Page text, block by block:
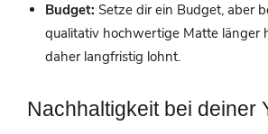
Budget: Setze dir ein Budget, aber
qualitativ hochwertige Matte länger
daher langfristig lohnt.
Nachhaltigkeit bei deiner